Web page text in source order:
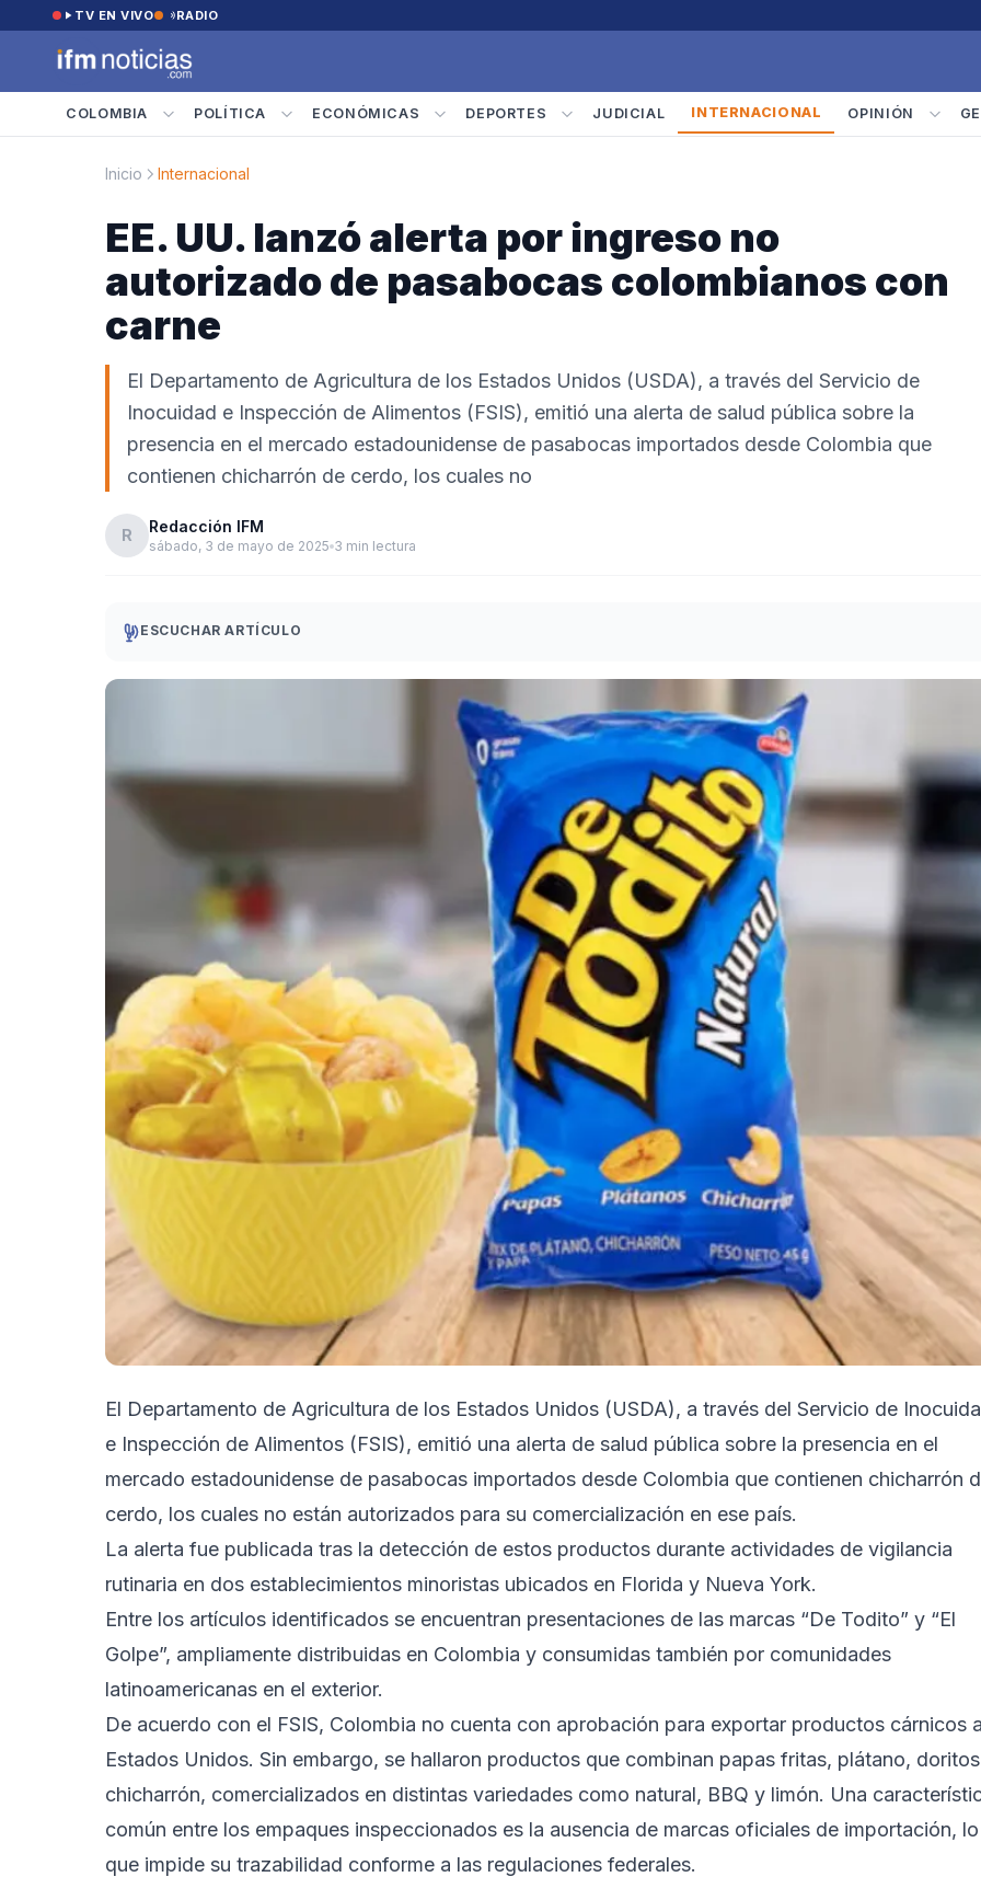
Saltar al contenido
TV EN VIVO RADIO
COLOMBIA POLÍTICA ECONÓMICAS DEPORTES JUDICIAL INTERNACIONAL OPINIÓN
Inicio Internacional
EE. UU. lanzó alerta por ingreso no
autorizado de pasabocas colombianos con
carne
El Departamento de Agricultura de los Estados Unidos (USDA), a través del Servicio de
Inocuidad e Inspección de Alimentos (FSIS), emitió una alerta de salud pública sobre la
presencia en el mercado estadounidense de pasabocas importados desde Colombia que
contienen chicharrón de cerdo, los cuales no
R Redacción IFM
sábado, 3 de mayo de 2025 3 min lectura
ESCUCHAR ARTÍCULO
El Departamento de Agricultura de los Estados Unidos (USDA), a través del Servicio de
e Inspección de Alimentos (FSIS), emitió una alerta de salud pública sobre la presencia en el
mercado estadounidense de pasabocas importados desde Colombia que contienen chicharrón
cerdo, los cuales no están autorizados para su comercialización en ese país.
La alerta fue publicada tras la detección de estos productos durante actividades de vigilancia
rutinaria en dos establecimientos minoristas ubicados en Florida y Nueva York.
Entre los artículos identificados se encuentran presentaciones de las marcas “De Todito” y “El
Golpe”, ampliamente distribuidas en Colombia y consumidas también por comunidades
latinoamericanas en el exterior.
De acuerdo con el FSIS, Colombia no cuenta con aprobación para exportar productos cárnicos a
Estados Unidos. Sin embargo, se hallaron productos que combinan papas fritas, plátano,
chicharrón, comercializados en distintas variedades como natural, BBQ y limón. Una
común entre los empaques inspeccionados es la ausencia de marcas oficiales de importación, lo
que impide su trazabilidad conforme a las regulaciones federales.